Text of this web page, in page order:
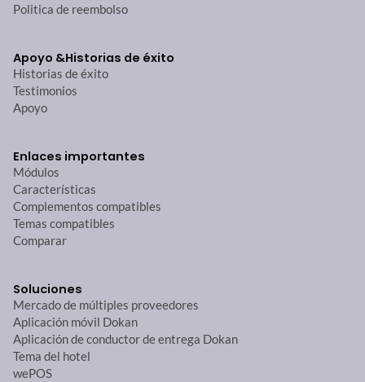
Politica de reembolso
Apoyo &Historias de éxito
Historias de éxito
Testimonios
Apoyo
Enlaces importantes
Módulos
Características
Complementos compatibles
Temas compatibles
Comparar
Soluciones
Mercado de múltiples proveedores
Aplicación móvil Dokan
Aplicación de conductor de entrega Dokan
Tema del hotel
wePOS